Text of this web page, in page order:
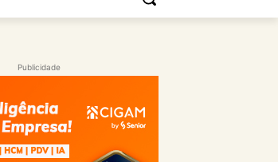
Publicidade